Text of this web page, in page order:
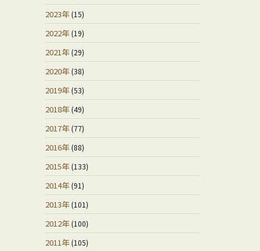
2023年(15)
2022年(19)
2021年(29)
2020年(38)
2019年(53)
2018年(49)
2017年(77)
2016年(88)
2015年(133)
2014年(91)
2013年(101)
2012年(100)
2011年(105)